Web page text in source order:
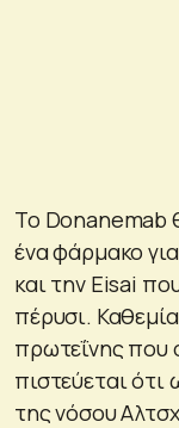
Το Donanemab
ένα φάρμακο
και την Eisai
πέρυσι.
πρωτεΐνης που
πιστεύεται ότι
της νόσου